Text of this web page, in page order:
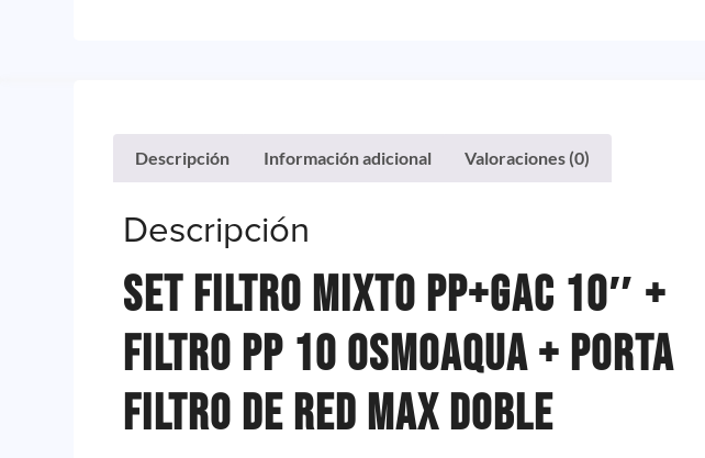
Descripción Información adicional Valoraciones (0)
Descripción
Set Filtro Mixto PP+GAC 10″ +
Filtro PP 10 Osmoaqua + Porta
Filtro De Red Max Doble